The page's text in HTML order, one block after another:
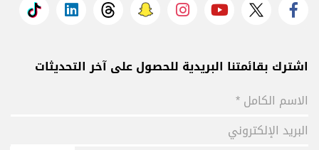
اشترك بقائمتنا البريدية للحصول على آخر التحديثات